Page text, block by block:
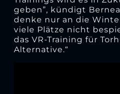
geben”, kündigt
denke nur an die
viele Plätze nicht
das VR-Training für
Alternative.“